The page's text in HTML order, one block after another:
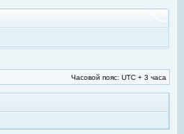
Часовой пояс: UTC + 3 часа